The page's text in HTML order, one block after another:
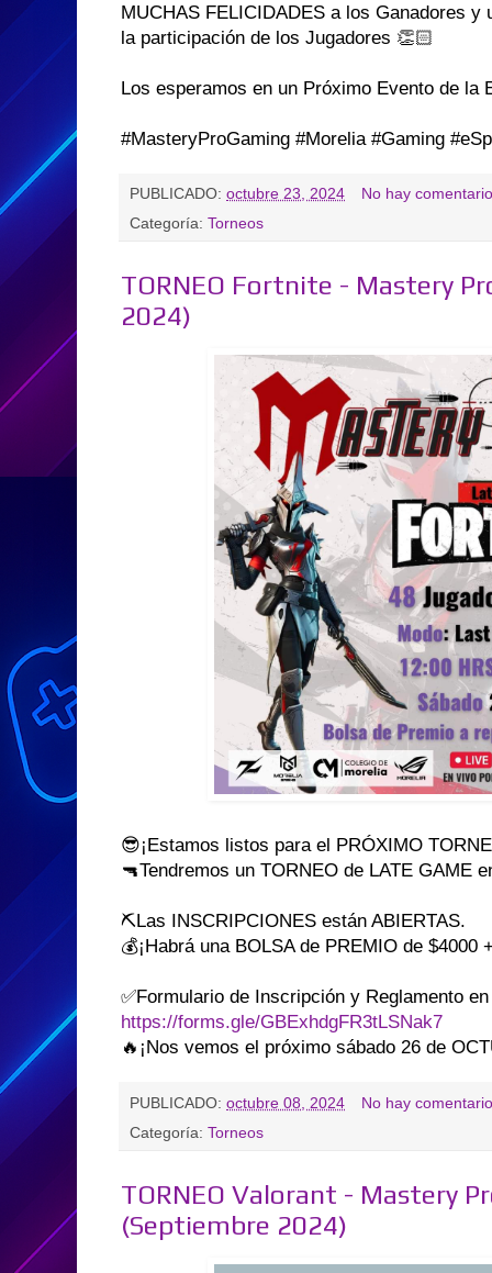
MUCHAS FELICIDADES a los Ganadores y
la participación de los Jugadores 👏🏻
Los esperamos en un Próximo Evento de la
#MasteryProGaming #Morelia #Gaming
PUBLICADO: octubre 23, 2024
No hay
Categoría: Torneos
TORNEO Fortnite - Mastery
2024)
😎¡Estamos listos para el PRÓXIMO
🔫Tendremos un TORNEO de LATE GAME
⛏Las INSCRIPCIONES están ABIERTAS.
💰¡Habrá una BOLSA de PREMIO de $4000
✅Formulario de Inscripción y Reglamento
https://forms.gle/GBExhdgFR3tLSNak7
🔥¡Nos vemos el próximo sábado 26 de
PUBLICADO: octubre 08, 2024
No hay
Categoría: Torneos
TORNEO Valorant - Mastery
(Septiembre 2024)